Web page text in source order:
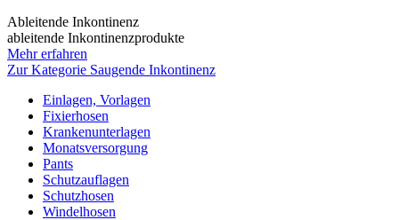
Ableitende Inkontinenz
ableitende Inkontinenzprodukte
Mehr erfahren
Zur Kategorie Saugende Inkontinenz
Einlagen, Vorlagen
Fixierhosen
Krankenunterlagen
Monatsversorgung
Pants
Schutzauflagen
Schutzhosen
Windelhosen